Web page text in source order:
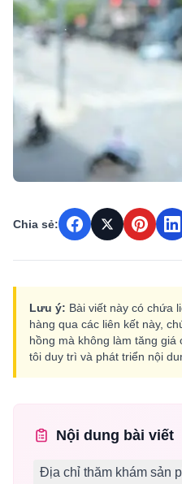
Chia sẻ:
Lưu ý: Bài viết này có chứa
hàng qua các liên kết này,
hồng mà không làm tăng
tôi duy trì và phát triển nội
Nội dung bài viết
Địa chỉ thăm khám sản